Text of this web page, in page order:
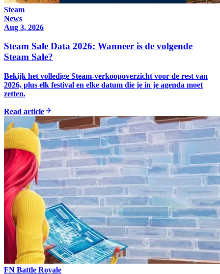
Steam
News
Aug 3, 2026
Steam Sale Data 2026: Wanneer is de volgende
Steam Sale?
Bekijk het volledige Steam-verkoopoverzicht voor de rest van
2026, plus elk festival en elke datum die je in je agenda moet
zetten.
Read article
FN Battle Royale